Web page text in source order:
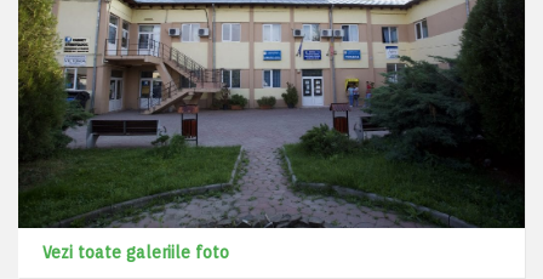
Vezi toate galeriile foto